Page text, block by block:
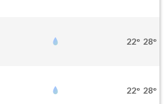
22° 28°
22° 28°